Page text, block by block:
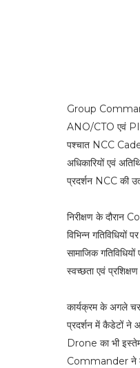
Group
ANO/CTO एवं PI
पश्चात NCC
अधिकारियों एवं
प्रदर्शन NCC की
निरीक्षण के
विभिन्न
सामाजिक
स्वच्छता एवं
कार्यक्रम के अगले
प्रदर्शन में कैडेटों ने
Drone का भी
Commander ने